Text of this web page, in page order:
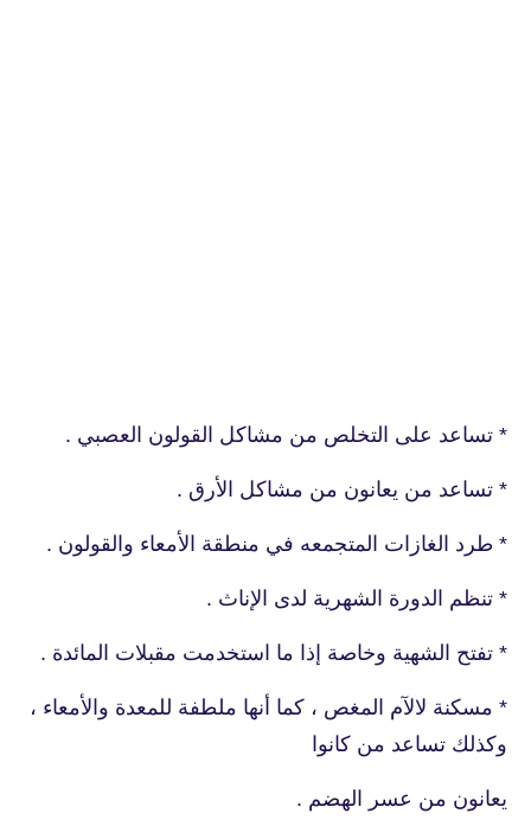
* تساعد على التخلص من مشاكل القولون العصبي .
* تساعد من يعانون من مشاكل الأرق .
* طرد الغازات المتجمعه في منطقة الأمعاء والقولون .
* تنظم الدورة الشهرية لدى الإناث .
* تفتح الشهية وخاصة إذا ما استخدمت مقبلات المائدة .
* مسكنة لالآم المغص ، كما أنها ملطفة للمعدة والأمعاء ،
وكذلك تساعد من كانوا
يعانون من عسر الهضم .